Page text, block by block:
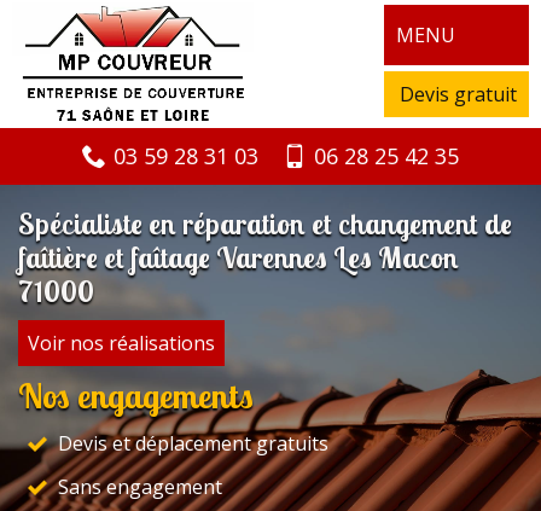
MENU
Devis gratuit
03 59 28 31 03 06 28 25 42 35
Spécialiste en réparation et changement de
faîtière et faîtage Varennes Les Macon
71000
Voir nos réalisations
Nos engagements
Devis et déplacement gratuits
Sans engagement